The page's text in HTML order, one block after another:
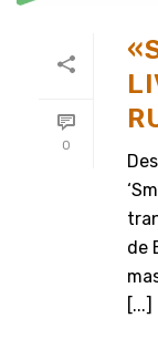
0
de
[...]